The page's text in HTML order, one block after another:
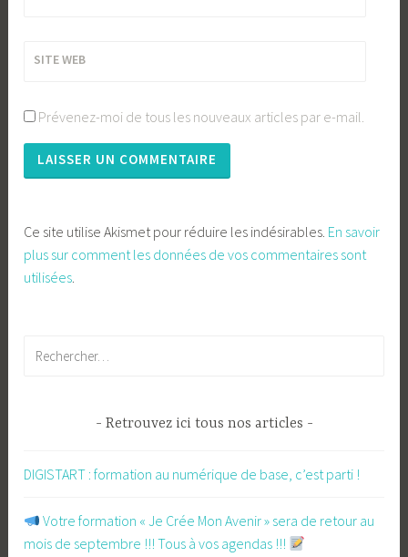
SITE WEB
Prévenez-moi de tous les nouveaux articles par e-mail.
Ce site utilise Akismet pour réduire les indésirables. En savoir
plus sur comment les données de vos commentaires sont
utilisées
Retrouvez ici tous nos articles
DIGISTART : formation au numérique de base, c’est parti !
​ Votre formation « Je Crée Mon Avenir » sera de retour au
mois de septembre !!! Tous à vos agendas !!!